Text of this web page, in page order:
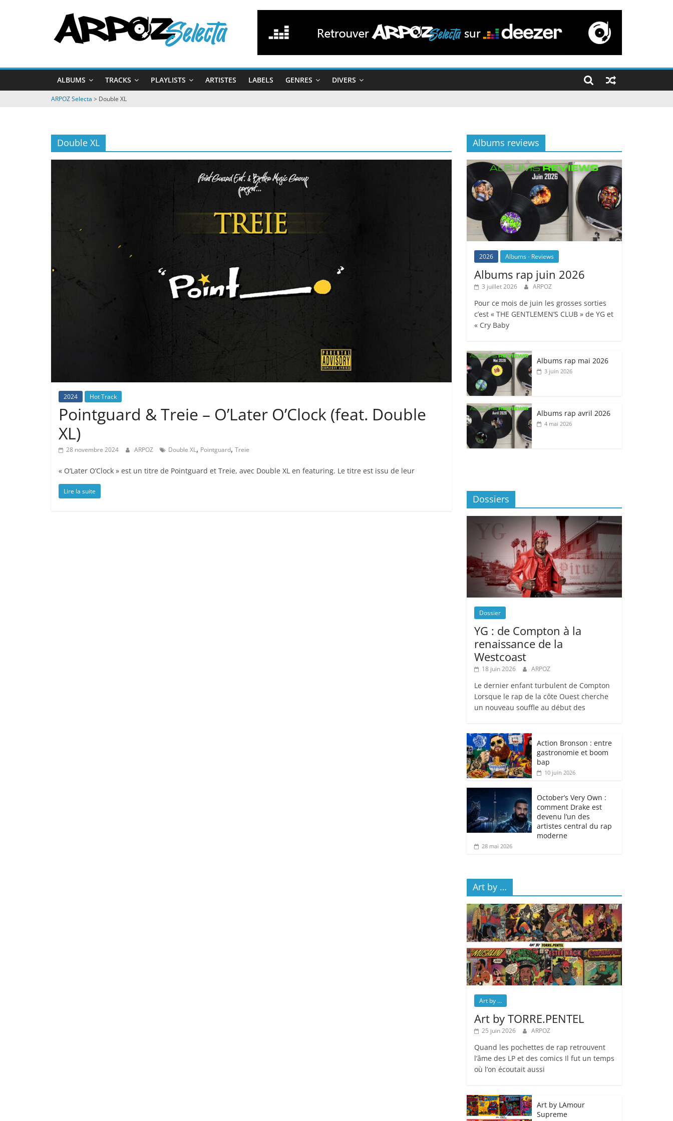
ARPOZ
Selecta
by
ARPOZ
&
ALBUMS TRACKS PLAYLISTS ARTISTES LABELS GENRES DIVERS
ARPOZ Selecta > Double XL
Double XL
2024 Hot Track
Pointguard & Treie – O’Later O’Clock (feat. Double
XL)
28 novembre 2024 ARPOZ Double XL, Pointguard, Treie
« O’Later O’Clock » est un titre de Pointguard et Treie, avec Double XL en featuring. Le titre est issu de leur
Lire la suite
Albums reviews
2026 Albums - Reviews
Albums rap juin 2026
3 juillet 2026 ARPOZ
Pour ce mois de juin les grosses sorties
c’est « THE GENTLEMEN’S CLUB » de YG et
« Cry Baby
Albums rap mai 2026
3 juin 2026
Albums rap avril 2026
4 mai 2026
Dossiers
Dossier
YG : de Compton à la
renaissance de la
Westcoast
18 juin 2026 ARPOZ
Le dernier enfant turbulent de Compton
Lorsque le rap de la côte Ouest cherche
un nouveau souffle au début des
Action Bronson : entre
gastronomie et boom
bap
10 juin 2026
October’s Very Own :
comment Drake est
devenu l’un des
artistes central du rap
moderne
28 mai 2026
Art by …
Art by ...
Art by TORRE.PENTEL
25 juin 2026 ARPOZ
Quand les pochettes de rap retrouvent
l’âme des LP et des comics Il fut un temps
où l’on écoutait aussi
Art by LAmour
Supreme